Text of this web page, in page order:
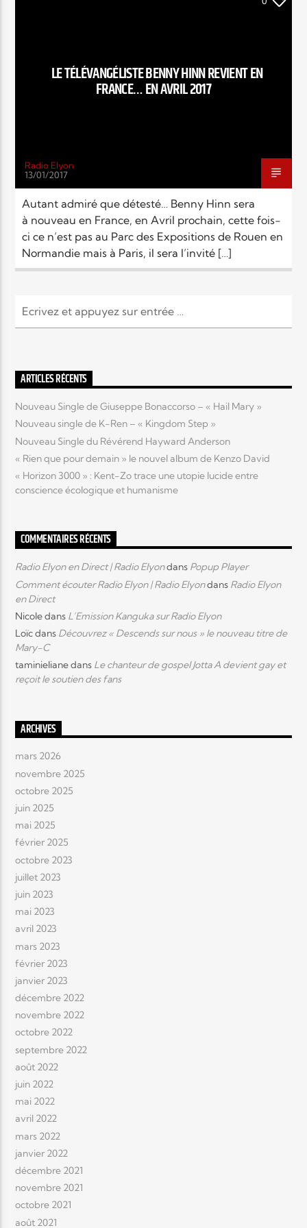
Elyon Rhema
Elyon Kids
LE TÉLÉVANGÉLISTE BENNY HINN REVIENT EN
FRANCE… EN AVRIL 2017
Radio Elyon
13/01/2017
Autant admiré que détesté… Benny Hinn sera
à nouveau en France, en Avril prochain, cette fois-
ci ce n’est pas au Parc des Expositions de Rouen en
Normandie mais à Paris, il sera l’invité […]
ARTICLES RÉCENTS
Nouveau Single de Giuseppe Bonaccorso – « Hail Mary »
Nouveau single de K-Ren – « Kingdom Step »
Nouveau Single du Révérend Hayward Anderson
« Rien que pour demain » le nouvel album de Kenzo David
« Horizon 3000 » : Kent-Zo trace une utopie lucide entre
conscience écologique et humanisme
COMMENTAIRES RÉCENTS
Radio Elyon en Direct | Radio Elyondans Popup Player
Comment écouter Radio Elyon | Radio Elyondans Radio Elyon
en Direct
Nicoledans L’Emission Kanguka sur Radio Elyon
Loïcdans Découvrez « Descends sur nous » le nouveau titre de
Mary-C
taminielianedans Le chanteur de gospel Jotta A devient gay et
reçoit le soutien des fans
ARCHIVES
mars 2026
novembre 2025
octobre 2025
juin 2025
mai 2025
février 2025
octobre 2023
juillet 2023
juin 2023
mai 2023
avril 2023
mars 2023
février 2023
janvier 2023
décembre 2022
novembre 2022
octobre 2022
septembre 2022
août 2022
juin 2022
mai 2022
avril 2022
mars 2022
janvier 2022
décembre 2021
novembre 2021
octobre 2021
août 2021